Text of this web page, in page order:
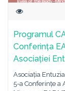
Programul
Conferința
Asociației
Asociația
5-a Conferințe a